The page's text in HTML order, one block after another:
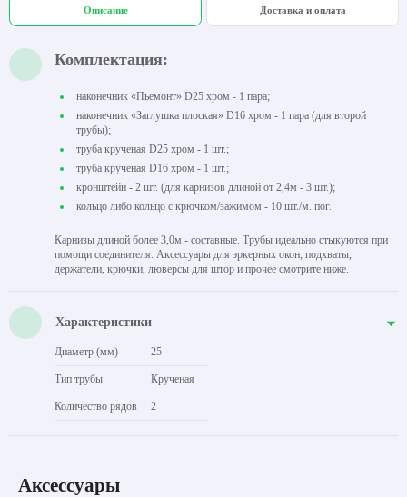
Описание Доставка и оплата
Комплектация:
наконечник «Пьемонт» D25 хром - 1 пара;
наконечник «Заглушка плоская» D16 хром - 1 пара (для второй
трубы);
труба крученая D25 хром - 1 шт.;
труба крученая D16 хром - 1 шт.;
кронштейн - 2 шт. (для карнизов длиной от 2,4м - 3 шт.);
кольцо либо кольцо с крючком/зажимом - 10 шт./м. пог.
Карнизы длиной более 3,0м - составные. Трубы идеально стыкуются при
помощи соединителя. Аксессуары для эркерных окон, подхваты,
держатели, крючки, люверсы для штор и прочее смотрите ниже.
Характеристики
Диаметр (мм) 25
Тип трубы Крученая
Количество рядов 2
Аксессуары